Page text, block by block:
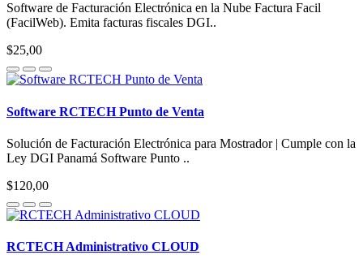
Software de Facturación Electrónica en la Nube Factura Facil
(FacilWeb). Emita facturas fiscales DGI..
$25,00
Software RCTECH Punto de Venta
Solución de Facturación Electrónica para Mostrador | Cumple con la
Ley DGI Panamá Software Punto ..
$120,00
RCTECH Administrativo CLOUD